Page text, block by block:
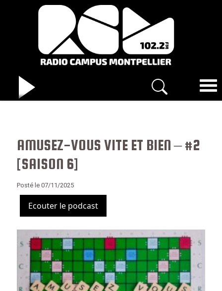
AMUSEZ-VOUS VITE ET BIEN – #2
[SAISON 6]
Posté le 07/11/2025
Ecouter le podcast